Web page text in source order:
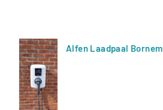
Alfen Laadpaal Bornem